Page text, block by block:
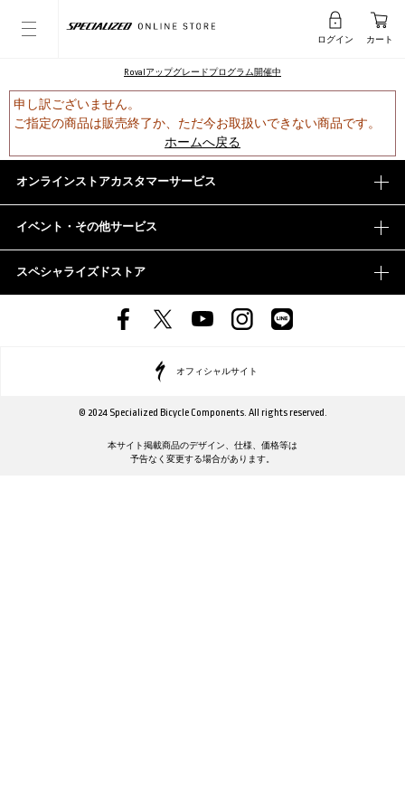
ログイン カート
Rovalアップグレードプログラム開催中
申し訳ございません。
ご指定の商品は販売終了か、ただ今お取扱いできない商品です。
ホームへ戻る
オンラインストアカスタマーサービス
イベント・その他サービス
スペシャライズドストア
オフィシャルサイト
© 2024 Specialized Bicycle Components. All rights reserved.
本サイト掲載商品のデザイン、仕様、価格等は
予告なく変更する場合があります。